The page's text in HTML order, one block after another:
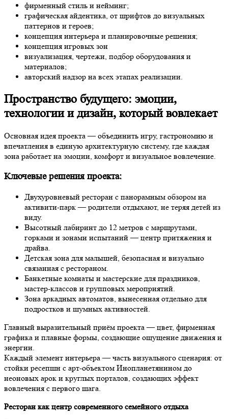
фирменный стиль и нейминг;
графическая айдентика, от шрифтов до визуальных
паттернов и героев;
концепция интерьера и планировочные решения;
концепция игровых зон
визуализация, чертежи, подбор оборудования и
материалов;
авторский надзор на всех этапах реализации.
Пространство будущего: эмоции,
технологии и дизайн, который вовлекает
Основная идея проекта — объединить игру, гастрономию и
впечатления в единую архитектурную систему, где каждая
зона работает на эмоции, комфорт и визуальное вовлечение.
Ключевые решения проекта:
Двухуровневый ресторан с панорамным обзором на
активити-парк — родители отдыхают, не теряя детей из
виду.
Высотный лабиринт до 12 метров с маршрутами,
горками и зонами испытаний — центр притяжения и
драйва.
Детская зона для малышей, безопасная и визуально
связанная с рестораном.
Банкетные комнаты и мастерские для праздников,
мастер-классов и групповых мероприятий.
Зона аркадных автоматов, вынесенная отдельно для
подростков и шумных активностей.
Главный выразительный приём проекта — цвет, фирменная
графика и плавные формы, создающие ощущение движения и
энергии.
Каждый элемент интерьера — часть визуального сценария: от
стойки ресепшн с арт-объектом Инопланетянином до
неоновых арок и круглых порталов, создающих эффект
вовлечения с первого шага.
Ресторан как центр современного семейного отдыха